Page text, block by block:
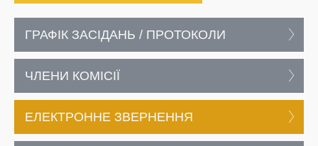
ГРАФІК ЗАСІДАНЬ / ПРОТОКОЛИ
ЧЛЕНИ КОМІСІЇ
ЕЛЕКТРОННЕ ЗВЕРНЕННЯ